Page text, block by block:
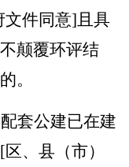
文件同意]且具
颠覆环评结
。
套公建已在建
[区、县（市）